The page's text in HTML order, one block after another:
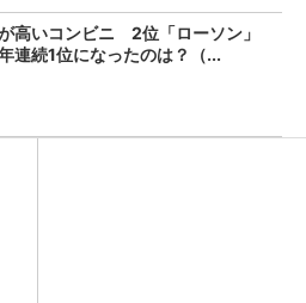
高いコンビニ 2位「ローソン」
連続1位になったのは？（...